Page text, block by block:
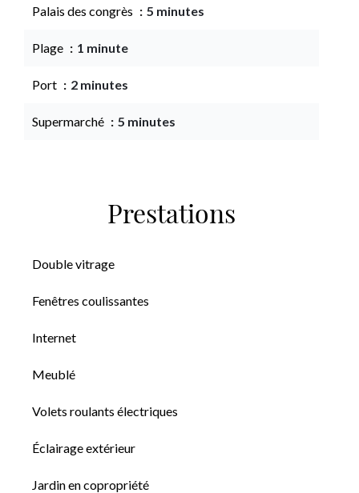
Palais des congrès 5 minutes
Plage 1 minute
Port 2 minutes
Supermarché 5 minutes
Prestations
Double vitrage
Fenêtres coulissantes
Internet
Meublé
Volets roulants électriques
Éclairage extérieur
Jardin en copropriété